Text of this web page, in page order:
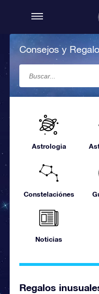
Consejos y
Astrologia
Constelaciónes
Noticias
Regalos